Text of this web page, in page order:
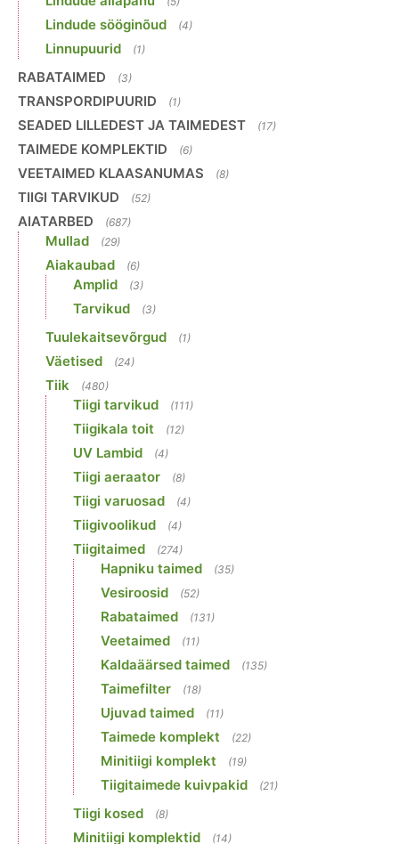
Lindude sööginõud (4)
Linnupuurid (1)
RABATAIMED (3)
TRANSPORDIPUURID (1)
SEADED LILLEDEST JA TAIMEDEST (17)
TAIMEDE KOMPLEKTID (6)
VEETAIMED KLAASANUMAS (8)
TIIGI TARVIKUD (52)
AIATARBED (687)
Mullad (29)
Aiakaubad (6)
Amplid (3)
Tarvikud (3)
Tuulekaitsevõrgud (1)
Väetised (24)
Tiik (480)
Tiigi tarvikud (111)
Tiigikala toit (12)
UV Lambid (4)
Tiigi aeraator (8)
Tiigi varuosad (4)
Tiigivoolikud (4)
Tiigitaimed (274)
Hapniku taimed (35)
Vesiroosid (52)
Rabataimed (131)
Veetaimed (11)
Kaldaäärsed taimed (135)
Taimefilter (18)
Ujuvad taimed (11)
Taimede komplekt (22)
Minitiigi komplekt (19)
Tiigitaimede kuivpakid (21)
Tiigi kosed (8)
Minitiigi komplektid (14)